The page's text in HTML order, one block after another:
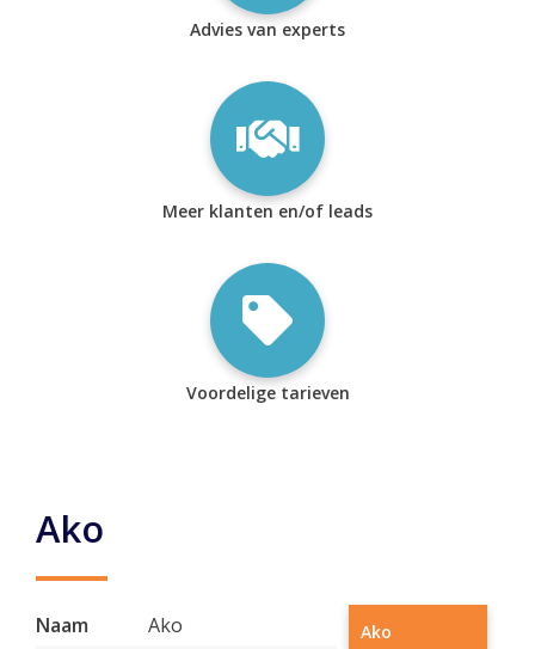
Advies van experts
Meer klanten en/of leads
Voordelige tarieven
Ako
Naam Ako Ako